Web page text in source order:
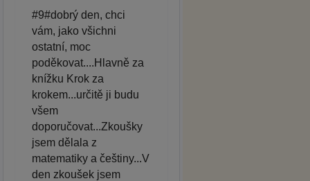
#9#dobrý den, chci
vám, jako všichni
ostatní, moc
poděkovat....Hlavně za
knížku Krok za
krokem...určitě ji budu
všem
doporučovat...Zkoušky
jsem dělala z
matematiky a češtiny...V
den zkoušek jsem